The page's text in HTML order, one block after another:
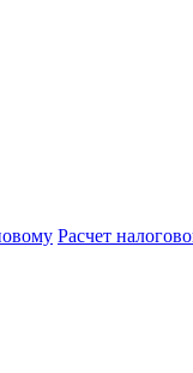
Расчет